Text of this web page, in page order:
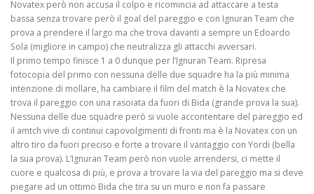
Novatex però non accusa il colpo e ricomincia ad attaccare a testa
bassa senza trovare però il goal del pareggio e con Ignuran Team che
prova a prendere il largo ma che trova davanti a sempre un Edoardo
Sola (migliore in campo) che neutralizza gli attacchi avversari.
Il primo tempo finisce 1 a 0 dunque per l’Ignuran Team. Ripresa
fotocopia del primo con nessuna delle due squadre ha la più minima
intenzione di mollare, ha cambiare il film del match è la Novatex che
trova il pareggio con una rasoiata da fuori di Bida (grande prova la sua).
Nessuna delle due squadre però si vuole accontentare del pareggio ed
il amtch vive di continui capovolgimenti di fronti ma è la Novatex con un
altro tiro da fuori preciso e forte a trovare il vantaggio con Yordi (bella
la sua prova). L’Ignuran Team però non vuole arrendersi, ci mette il
cuore e qualcosa di più, e prova a trovare la via del pareggio ma si deve
piegare ad un ottimo Bida che tira su un muro e non fa passare